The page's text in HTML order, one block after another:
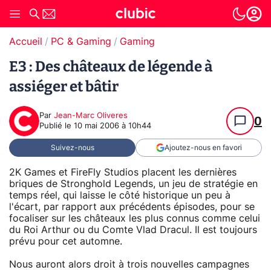
Accueil PC & Gaming Gaming
E3 : Des châteaux de légende à
assiéger et bâtir
Par Jean-Marc Oliveres
Publié le 10 mai 2006 à 10h44 0
Suivez-nous Ajoutez-nous en favori
2K Games et FireFly Studios placent les dernières
briques de Stronghold Legends, un jeu de stratégie en
temps réel, qui laisse le côté historique un peu à
l'écart, par rapport aux précédents épisodes, pour se
focaliser sur les châteaux les plus connus comme celui
du Roi Arthur ou du Comte Vlad Dracul. Il est toujours
prévu pour cet automne.
Nous auront alors droit à trois nouvelles campagnes